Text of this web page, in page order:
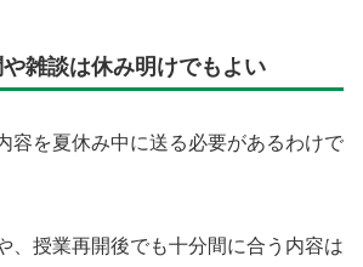
雑談は休み明けでもよい
容を夏休み中に送る必要があるわけで
、授業再開後でも十分間に合う内容は